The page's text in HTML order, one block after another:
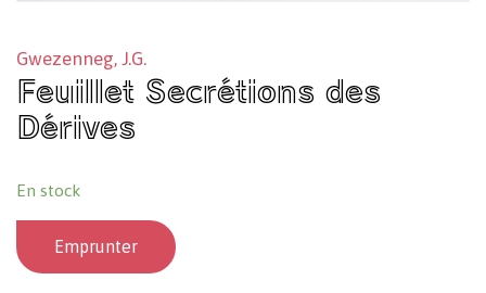
Gwezenneg, J.G.
Feuillet Secrétions des
Dérives
En stock
Emprunter